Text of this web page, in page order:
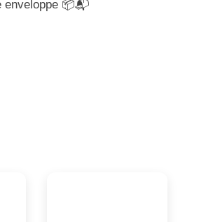
enveloppe 📦📬